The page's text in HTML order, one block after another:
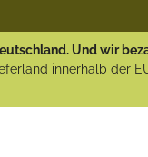
Und wir
innerhalb der